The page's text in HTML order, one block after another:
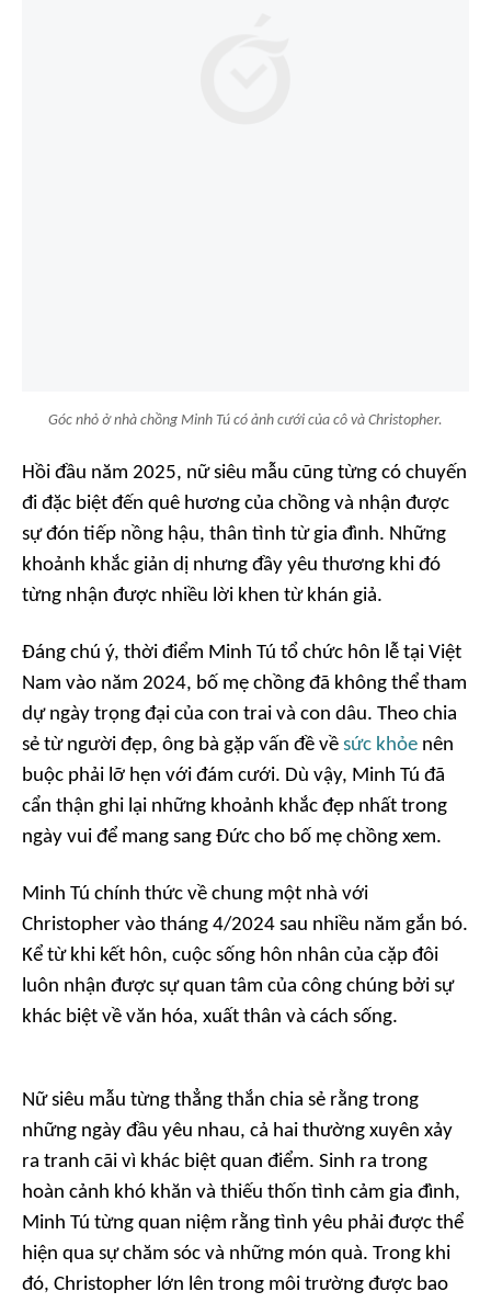
Góc nhỏ ở nhà chồng Minh Tú có ảnh cưới của cô và Christopher.
Hồi đầu năm 2025, nữ siêu mẫu cũng từng có chuyến
đi đặc biệt đến quê hương của chồng và nhận được
sự đón tiếp nồng hậu, thân tình từ gia đình. Những
khoảnh khắc giản dị nhưng đầy yêu thương khi đó
từng nhận được nhiều lời khen từ khán giả.
Đáng chú ý, thời điểm Minh Tú tổ chức hôn lễ tại Việt
Nam vào năm 2024, bố mẹ chồng đã không thể tham
dự ngày trọng đại của con trai và con dâu. Theo chia
sẻ từ người đẹp, ông bà gặp vấn đề về sức khỏe nên
buộc phải lỡ hẹn với đám cưới. Dù vậy, Minh Tú đã
cẩn thận ghi lại những khoảnh khắc đẹp nhất trong
ngày vui để mang sang Đức cho bố mẹ chồng xem.
Minh Tú chính thức về chung một nhà với
Christopher vào tháng 4/2024 sau nhiều năm gắn bó.
Kể từ khi kết hôn, cuộc sống hôn nhân của cặp đôi
luôn nhận được sự quan tâm của công chúng bởi sự
khác biệt về văn hóa, xuất thân và cách sống.
Nữ siêu mẫu từng thẳng thắn chia sẻ rằng trong
những ngày đầu yêu nhau, cả hai thường xuyên xảy
ra tranh cãi vì khác biệt quan điểm. Sinh ra trong
hoàn cảnh khó khăn và thiếu thốn tình cảm gia đình,
Minh Tú từng quan niệm rằng tình yêu phải được thể
hiện qua sự chăm sóc và những món quà. Trong khi
đó, Christopher lớn lên trong môi trường được bao